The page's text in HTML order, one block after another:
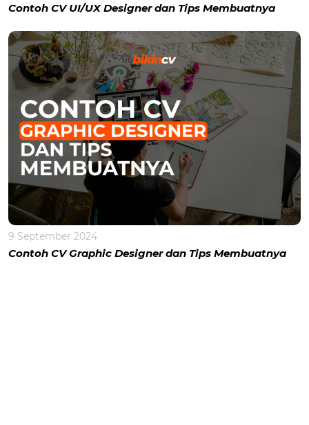
Contoh CV UI/UX Designer dan Tips Membuatnya
9 September 2024
Contoh CV Graphic Designer dan Tips Membuatnya